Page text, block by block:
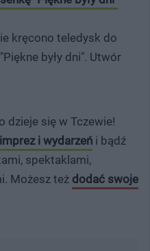
kręcono teledysk do
były dni". Utwór
dzieje się w Tczewie!
i wydarzeń i bądź
spektaklami,
Możesz też dodać swoje